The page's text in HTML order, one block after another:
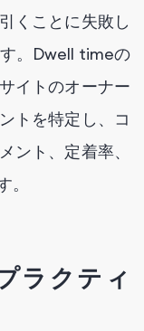
くことに失敗し
。Dwell timeの
イトのオーナー
トを特定し、コ
ント、定着率、
ラクティ